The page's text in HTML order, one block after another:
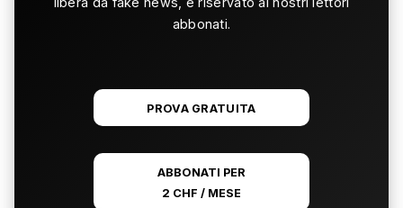
abbonati.
PROVA GRATUITA
ABBONATI PER
2 CHF / MESE